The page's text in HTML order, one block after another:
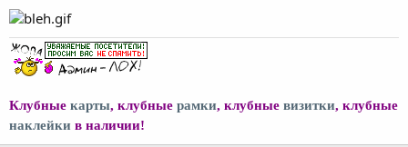
Клубные карты, клубные рамки, клубные визитки, клубные
наклейки в наличии!